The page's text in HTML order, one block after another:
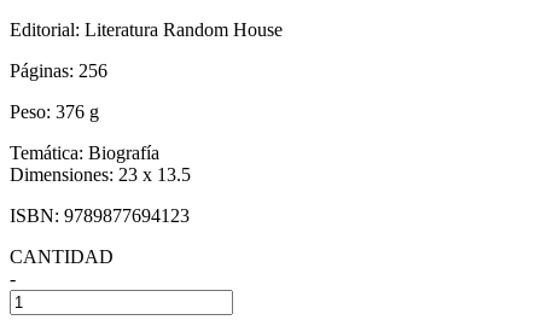
Editorial: Literatura Random House
Páginas: 256
Peso: 376 g
Temática: Biografía
Dimensiones: 23 x 13.5
ISBN: 9789877694123
CANTIDAD
-